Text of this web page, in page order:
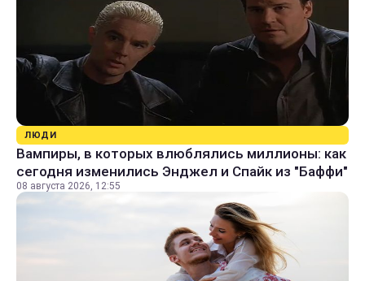
ЛЮДИ
Вампиры, в которых влюблялись миллионы: как
сегодня изменились Энджел и Спайк из "Баффи"
08 августа 2026, 12:55